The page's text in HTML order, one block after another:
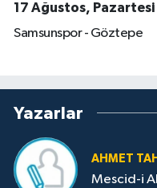
17 Ağustos, Pazartesi
Samsunspor - Göztepe
Yazarlar
AHMET
Mescid-i